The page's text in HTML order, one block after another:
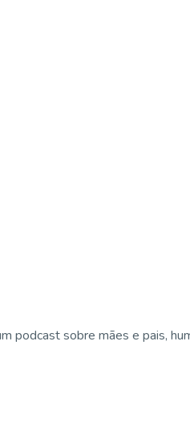
podcast sobre mães e pais,